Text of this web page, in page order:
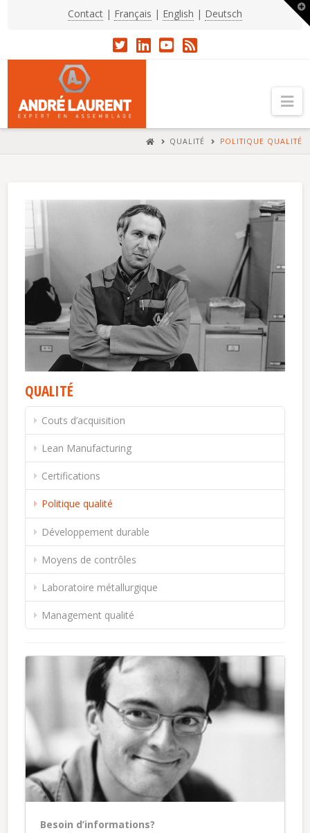
Contact | Français | English | Deutsch
HOMEQUALITÉ POLITIQUE QUALITÉ
QUALITÉ
Couts d’acquisition
Lean Manufacturing
Certifications
Politique qualité
Développement durable
Moyens de contrôles
Laboratoire métallurgique
Management qualité
Besoin d’informations?